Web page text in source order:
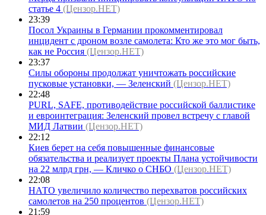
статье 4 (Цензор.НЕТ)
23:39
Посол Украины в Германии прокомментировал
инцидент с дроном возле самолета: Кто же это мог быть,
как не Россия (Цензор.НЕТ)
23:37
Силы обороны продолжат уничтожать российские
пусковые установки, — Зеленский (Цензор.НЕТ)
22:48
PURL, SAFE, противодействие российской баллистике
и евроинтеграция: Зеленский провел встречу с главой
МИД Латвии (Цензор.НЕТ)
22:12
Киев берет на себя повышенные финансовые
обязательства и реализует проекты Плана устойчивости
на 22 млрд грн, — Кличко о СНБО (Цензор.НЕТ)
22:08
НАТО увеличило количество перехватов российских
самолетов на 250 процентов (Цензор.НЕТ)
21:59